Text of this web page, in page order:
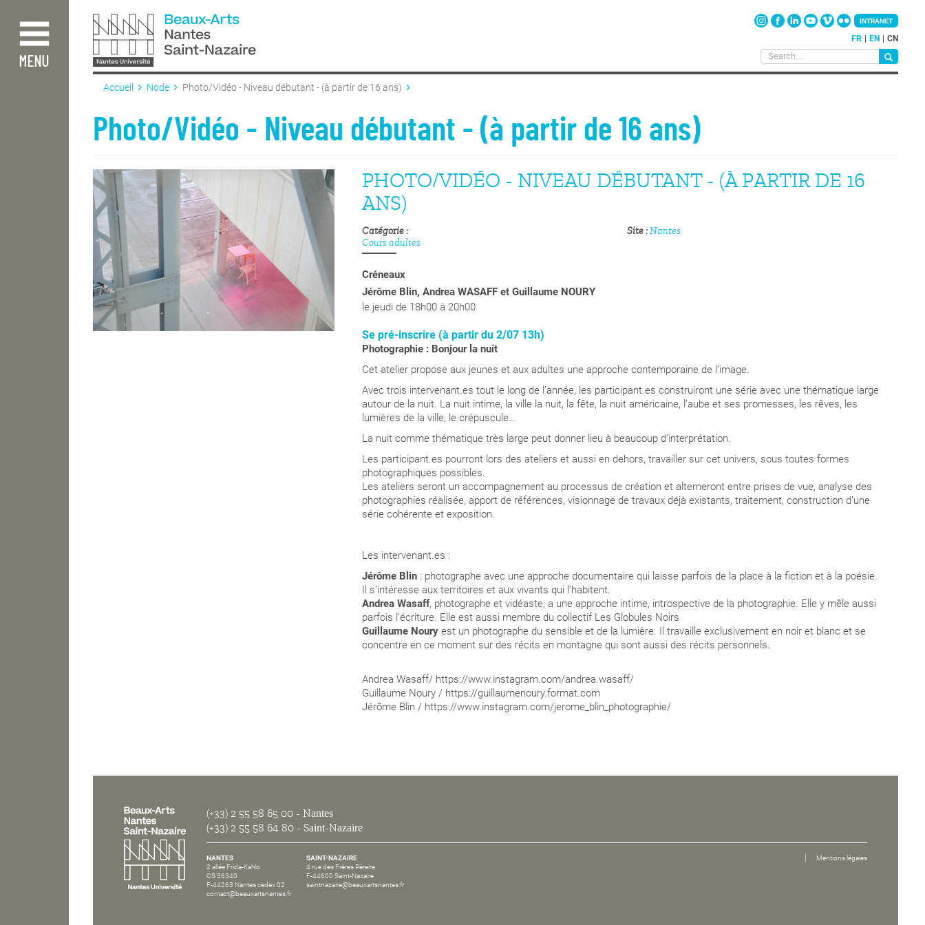
contenu
principal
MENU
FR EN CN
INTRANET
Accueil Node Photo/Vidéo - Niveau débutant - (à partir de 16 ans)
Photo/Vidéo - Niveau débutant - (à partir de 16 ans)
PHOTO/VIDÉO - NIVEAU DÉBUTANT - (À PARTIR DE 16
ANS)
Catégorie
Cours adultes
Site Nantes
Créneaux
Jérôme Blin, Andrea WASAFF et Guillaume NOURY
le jeudi de 18h00 à 20h00
Se pré-inscrire (à partir du 2/07 13h)
Photographie : Bonjour la nuit
Cet atelier propose aux jeunes et aux adultes une approche contemporaine de l’image.
Avec trois intervenant.es tout le long de l’année, les participant.es construiront une série avec une thématique large
autour de la nuit. La nuit intime, la ville la nuit, la fête, la nuit américaine, l’aube et ses promesses, les rêves, les
lumières de la ville, le crépuscule…
La nuit comme thématique très large peut donner lieu à beaucoup d’interprétation.
Les participant.es pourront lors des ateliers et aussi en dehors, travailler sur cet univers, sous toutes formes
photographiques possibles.
Les ateliers seront un accompagnement au processus de création et alterneront entre prises de vue, analyse des
photographies réalisée, apport de références, visionnage de travaux déjà existants, traitement, construction d’une
série cohérente et exposition.
Les intervenant.es :
Jérôme Blin : photographe avec une approche documentaire qui laisse parfois de la place à la fiction et à la poésie.
Il s’intéresse aux territoires et aux vivants qui l’habitent.
Andrea Wasaff, photographe et vidéaste, a une approche intime, introspective de la photographie. Elle y mêle aussi
parfois l’écriture. Elle est aussi membre du collectif Les Globules Noirs
Guillaume Noury est un photographe du sensible et de la lumière. Il travaille exclusivement en noir et blanc et se
concentre en ce moment sur des récits en montagne qui sont aussi des récits personnels.
Andrea Wasaff/ https://www.instagram.com/andrea.wasaff/
Guillaume Noury / https://guillaumenoury.format.com
Jérôme Blin / https://www.instagram.com/jerome_blin_photographie/
(+33) 2 55 58 65 00 - Nantes
(+33) 2 55 58 64 80 - Saint-Nazaire
NANTES
2 allée Frida-Kahlo
CS 56340
F-44263 Nantes cedex 02
contact@beauxartsnantes.fr
SAINT-NAZAIRE
4 rue des Frères Péreire
F-44600 Saint-Nazaire
saintnazaire@beauxartsnantes.fr
Mentions légales